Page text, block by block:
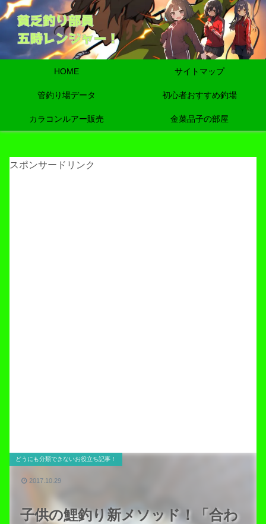
HOME サイトマップ
管釣り場データ 初心者おすすめ釣場
カラコンルアー販売 金菜品子の部屋
スポンサードリンク
子供の鯉釣り新メソッド！「合わ
どうにも分類できないお役立ち記事！
2017.10.29